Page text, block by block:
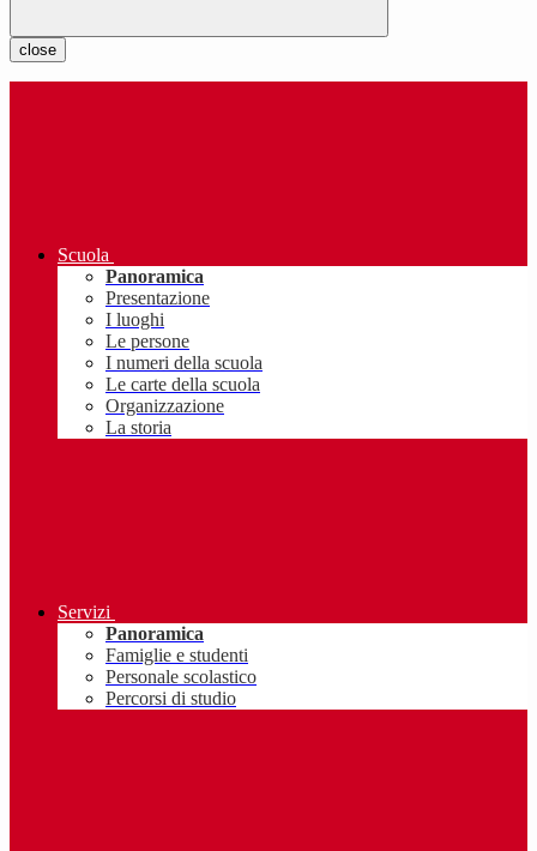
close
Scuola
Panoramica
Presentazione
I luoghi
Le persone
I numeri della scuola
Le carte della scuola
Organizzazione
La storia
Servizi
Panoramica
Famiglie e studenti
Personale scolastico
Percorsi di studio